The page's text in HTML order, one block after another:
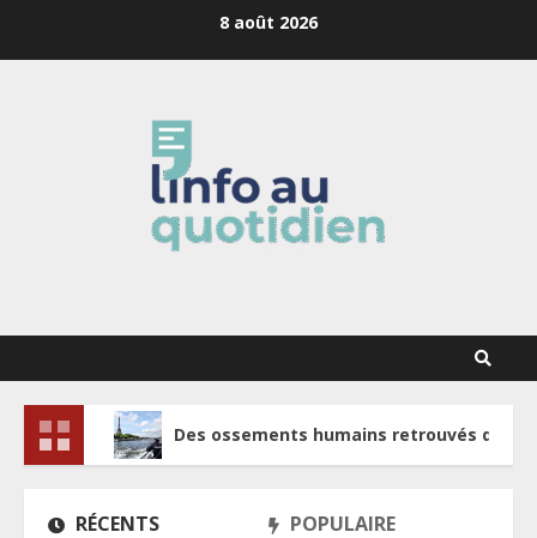
8 août 2026
Des ossements humains retrouvés dans
RÉCENTS POPULAIRE